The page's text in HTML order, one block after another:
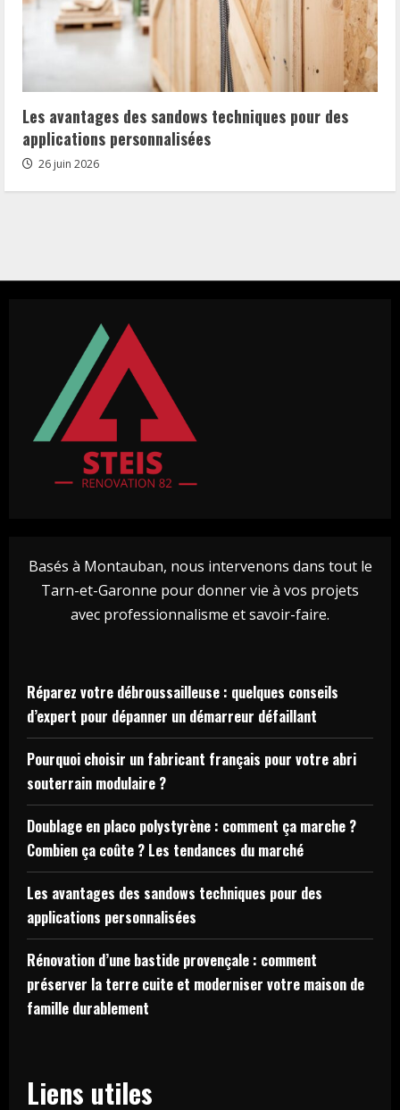
Les avantages des sandows techniques pour des
applications personnalisées
26 juin 2026
Basés à Montauban, nous intervenons dans tout le
Tarn-et-Garonne pour donner vie à vos projets
avec professionnalisme et savoir-faire.
Réparez votre débroussailleuse : quelques conseils
d’expert pour dépanner un démarreur défaillant
Pourquoi choisir un fabricant français pour votre abri
souterrain modulaire ?
Doublage en placo polystyrène : comment ça marche ?
Combien ça coûte ? Les tendances du marché
Les avantages des sandows techniques pour des
applications personnalisées
Rénovation d’une bastide provençale : comment
préserver la terre cuite et moderniser votre maison de
famille durablement
Liens utiles